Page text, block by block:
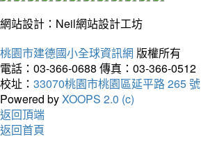
網站設計：Neil網站設計工坊
桃園市建德國小全球資訊網 版權所有
電話：03-366-0688 傳真：03-366-0512
校址： 33070桃園市桃園區延平路 265 號
Powered byXOOPS 2.0 (c)
返回頂端
返回首頁